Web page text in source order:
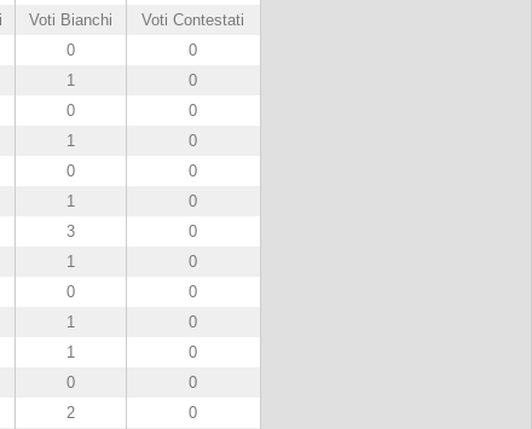
Voti Bianchi
Voti Contestati
0
0
1
0
0
0
1
0
0
0
1
0
3
0
1
0
0
0
1
0
1
0
0
0
2
0